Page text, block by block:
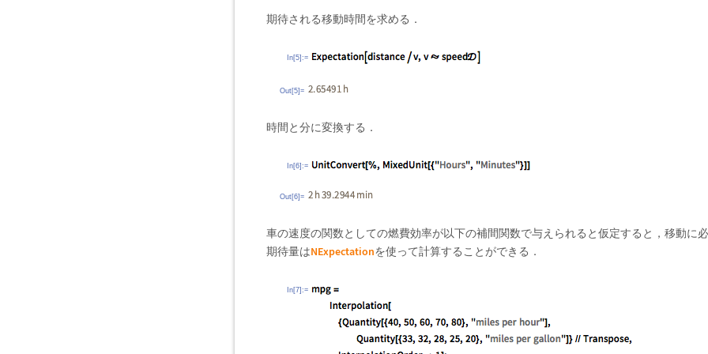
期待される移動時間を求める．
In[5]:=
Out[5]=
時間と分に変換する．
In[6]:=
Out[6]=
車の速度の関数としての燃費効率が以下の補間関数で与えられると仮定すると，移動に
期待量はNExpectationを使って計算することができる．
In[7]:=